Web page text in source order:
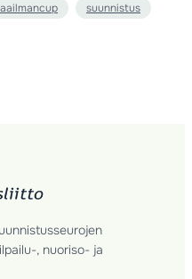
suunnistus
, nuoriso- ja